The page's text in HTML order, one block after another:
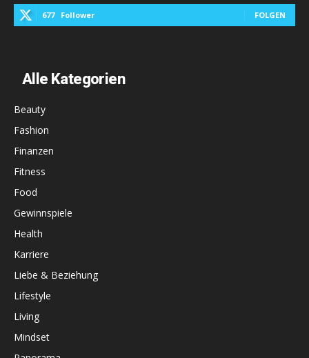
677 Follower FOLGEN
Alle Kategorien
Beauty
Fashion
Finanzen
Fitness
Food
Gewinnspiele
Health
Karriere
Liebe & Beziehung
Lifestyle
Living
Mindset